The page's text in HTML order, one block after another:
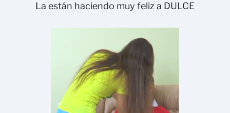
La están haciendo muy feliz a DULCE